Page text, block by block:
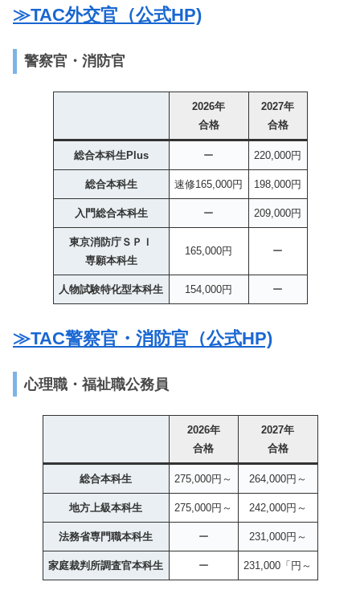
≫TAC外交官（公式HP)
警察官・消防官
2026年
合格
2027年
合格
総合本科生Plus ー 220,000円
総合本科生 速修165,000円 198,000円
入門総合本科生 ー 209,000円
東京消防庁ＳＰＩ
専願本科生
165,000円 ー
人物試験特化型本科生 154,000円 ー
≫TAC警察官・消防官（公式HP)
心理職・福祉職公務員
2026年
合格
2027年
合格
総合本科生 275,000円～ 264,000円～
地方上級本科生 275,000円～ 242,000円～
法務省専門職本科生 ー 231,000円～
家庭裁判所調査官本科生 ー 231,000「円～